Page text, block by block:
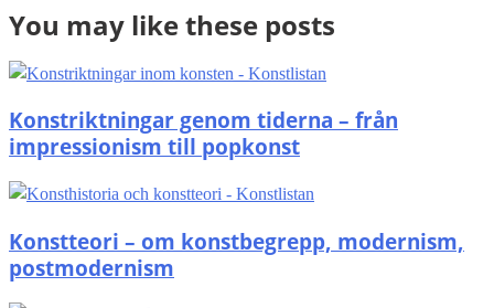
You may like these posts
Konstriktningar genom tiderna – från
impressionism till popkonst
Konstteori – om konstbegrepp, modernism,
postmodernism